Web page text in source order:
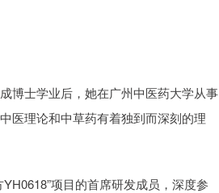
博士学业后，她在广州中医药大学从事
医理论和中草药有着独到而深刻的理
项目的首席研发成员，深度参